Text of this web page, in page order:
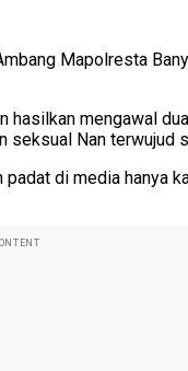
Mapolresta
mengawal
seksual Nan terwujud
di media hanya